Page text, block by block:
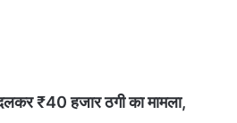
₹40 हजार ठगी का मामला,